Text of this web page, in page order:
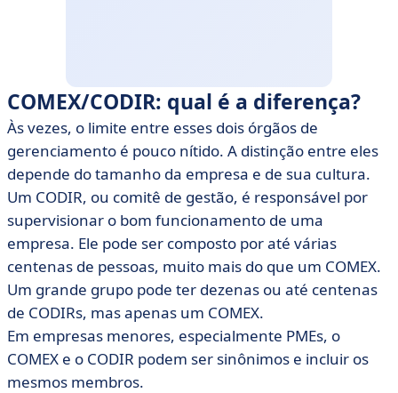
COMEX/CODIR: qual é a diferença?
Às vezes, o limite entre esses dois órgãos de
gerenciamento é pouco nítido. A distinção entre eles
depende do tamanho da empresa e de sua cultura.
Um CODIR, ou comitê de gestão, é responsável por
supervisionar o bom funcionamento de uma
empresa. Ele pode ser composto por até várias
centenas de pessoas, muito mais do que um COMEX.
Um grande grupo pode ter dezenas ou até centenas
de CODIRs, mas apenas um COMEX.
Em empresas menores, especialmente PMEs, o
COMEX e o CODIR podem ser sinônimos e incluir os
mesmos membros.